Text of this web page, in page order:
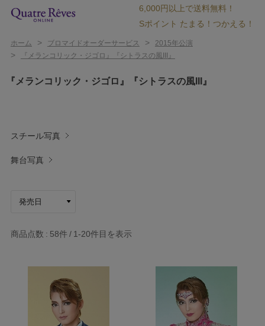
6,000円以上で送料無料！
Sポイント たまる！つかえる！
ホーム > ブロマイドオーダーサービス > 2015年公演
> 『メランコリック・ジゴロ』『シトラスの風III』
『メランコリック・ジゴロ』『シトラスの風III』
スチール写真
舞台写真
商品点数 58件 1-20件目を表示